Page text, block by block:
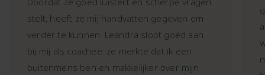
stelt, heeft ze mij handvatten gegeven om
verder te kunnen. Leandra sloot goed aan
bij mij als coachee: ze merkte dat ik een
buitenmens ben en makkelijker over mijn